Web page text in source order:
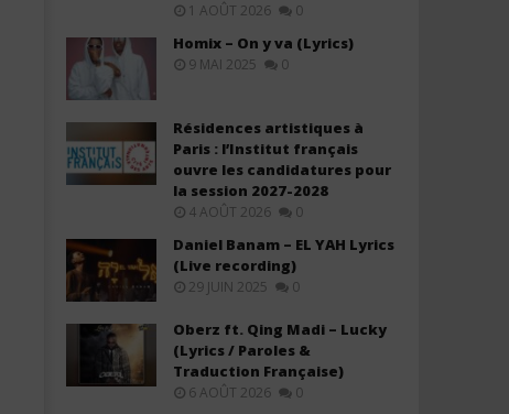
Davido ft. Chris Brown – Titanium
(Lyrics & Traduction)
Davido ft. YG Marley –
2025
Stone
1 AOÛT 2026 0
Homix – On y va (Lyrics)
9 MAI 2025 0
Résidences artistiques à
Paris : l’Institut français
ouvre les candidatures pour
la session 2027-2028
4 AOÛT 2026 0
Daniel Banam – EL YAH Lyrics
(Live recording)
29 JUIN 2025 0
Oberz ft. Qing Madi – Lucky
(Lyrics / Paroles &
Traduction Française)
6 AOÛT 2026 0